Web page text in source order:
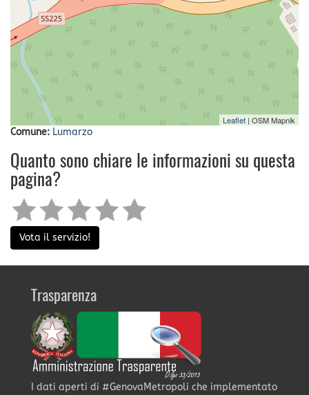
Leaflet | OSM Mapnik
Comune: Lumarzo
Quanto sono chiare le informazioni su questa
pagina?
Vota il servizio!
Trasparenza
I dati aperti di #GenovaMetropoli che implementato